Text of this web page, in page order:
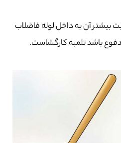
بیشتر آن به داخل لوله فاضلاب
باشد تلمبه کارگشاست.